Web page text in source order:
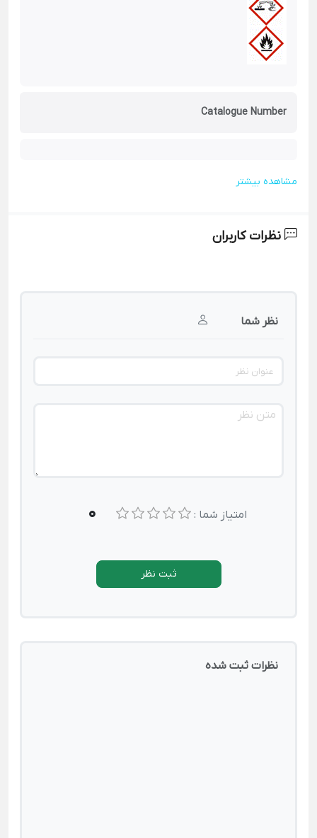
Catalogue Number
مشاهده بیشتر
نظرات کاربران
نظر شما
امتیاز شما : 0
ثبت نظر
نظرات ثبت شده